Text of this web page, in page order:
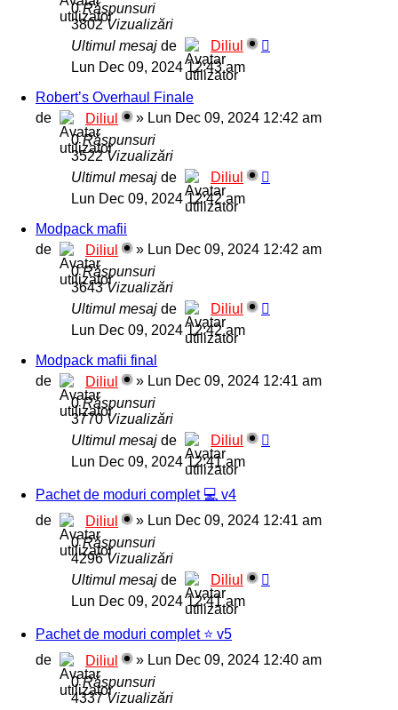
0Răspunsuri
3802Vizualizări
Ultimul mesaj de
Diliul
Lun Dec 09, 2024 12:43 am
Robert’s Overhaul Finale
de
Diliul » Lun Dec 09, 2024 12:42 am
0Răspunsuri
3522Vizualizări
Ultimul mesaj de
Diliul
Lun Dec 09, 2024 12:42 am
Modpack mafii
de
Diliul » Lun Dec 09, 2024 12:42 am
0Răspunsuri
3643Vizualizări
Ultimul mesaj de
Diliul
Lun Dec 09, 2024 12:42 am
Modpack mafii final
de
Diliul » Lun Dec 09, 2024 12:41 am
0Răspunsuri
3770Vizualizări
Ultimul mesaj de
Diliul
Lun Dec 09, 2024 12:41 am
Pachet de moduri complet 💻 v4
de
Diliul » Lun Dec 09, 2024 12:41 am
0Răspunsuri
4296Vizualizări
Ultimul mesaj de
Diliul
Lun Dec 09, 2024 12:41 am
Pachet de moduri complet ⭐ v5
de
Diliul » Lun Dec 09, 2024 12:40 am
0Răspunsuri
4337Vizualizări